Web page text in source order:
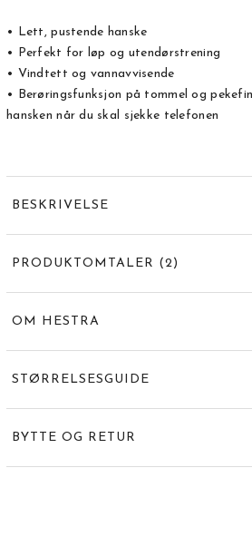
• Lett, pustende hanske
• Perfekt for løp og utendørstrening
• Vindtett og vannavvisende
• Berøringsfunksjon på tommel og
hansken når du skal sjekke telefonen
BESKRIVELSE
PRODUKTOMTALER (2)
OM HESTRA
STØRRELSESGUIDE
BYTTE OG RETUR